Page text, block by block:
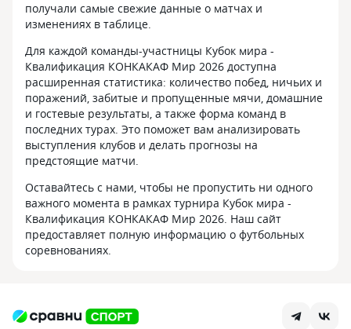
получали самые свежие данные о матчах и
изменениях в таблице.
Для каждой команды-участницы Кубок мира -
Квалификация КОНКАКАФ Мир 2026 доступна
расширенная статистика: количество побед, ничьих и
поражений, забитые и пропущенные мячи, домашние
и гостевые результаты, а также форма команд в
последних турах. Это поможет вам анализировать
выступления клубов и делать прогнозы на
предстоящие матчи.
Оставайтесь с нами, чтобы не пропустить ни одного
важного момента в рамках турнира Кубок мира -
Квалификация КОНКАКАФ Мир 2026. Наш сайт
предоставляет полную информацию о футбольных
соревнованиях.